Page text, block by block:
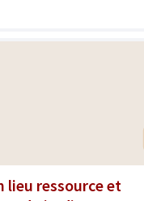
lieu ressource et